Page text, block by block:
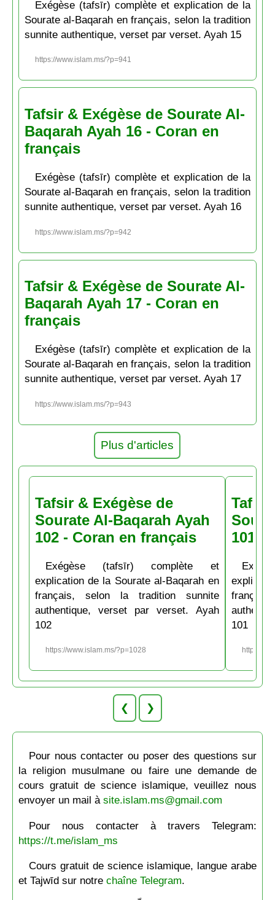
Exégèse (tafsīr) complète et explication de la
Sourate al-Baqarah en français, selon la tradition
sunnite authentique, verset par verset. Ayah 15
https://www.islam.ms/?p=941
Tafsir & Exégèse de Sourate Al-
Baqarah Ayah 16 - Coran en
français
Exégèse (tafsīr) complète et explication de la
Sourate al-Baqarah en français, selon la tradition
sunnite authentique, verset par verset. Ayah 16
https://www.islam.ms/?p=942
Tafsir & Exégèse de Sourate Al-
Baqarah Ayah 17 - Coran en
français
Exégèse (tafsīr) complète et explication de la
Sourate al-Baqarah en français, selon la tradition
sunnite authentique, verset par verset. Ayah 17
https://www.islam.ms/?p=943
Plus d'articles
Tafsir & Exégèse de
Sourate Al-Baqarah Ayah
102 - Coran en français
Exégèse (tafsīr) complète et
explication de la Sourate al-Baqarah en
français, selon la tradition sunnite
authentique, verset par verset. Ayah
102
https://www.islam.ms/?p=1028
Tafsir
101 -
101
https://
❮ ❯
Pour nous contacter ou poser des questions sur
la religion musulmane ou faire une demande de
cours gratuit de science islamique, veuillez nous
envoyer un mail à site.islam.ms@gmail.com
Pour nous contacter à travers Telegram:
https://t.me/islam_ms
Cours gratuit de science islamique, langue arabe
et Tajwīd sur notre chaîne Telegram.